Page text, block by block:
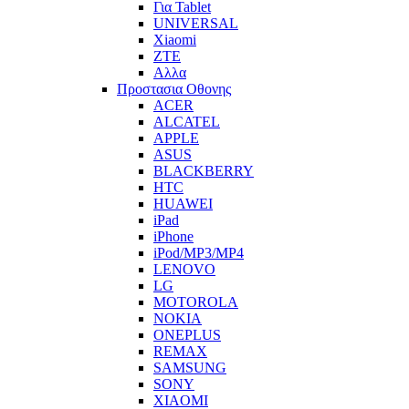
Για Tablet
UNIVERSAL
Xiaomi
ZTE
Αλλα
Προστασια Οθονης
ACER
ALCATEL
APPLE
ASUS
BLACKBERRY
HTC
HUAWEI
iPad
iPhone
iPod/MP3/MP4
LENOVO
LG
MOTOROLA
NOKIA
ONEPLUS
REMAX
SAMSUNG
SONY
XIAOMI